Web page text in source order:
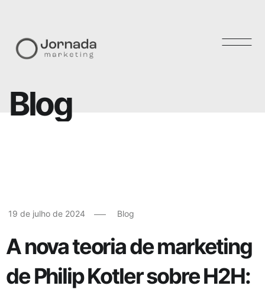
Blog
19 de julho de 2024 Blog
A nova teoria de marketing
de Philip Kotler sobre H2H: